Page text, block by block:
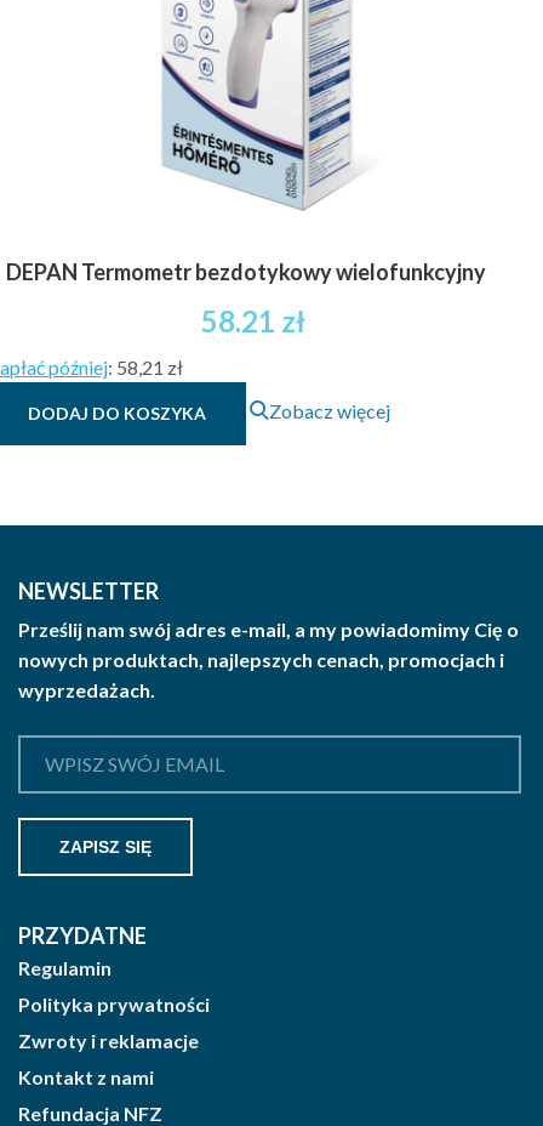
DEPAN Termometr bezdotykowy wielofunkcyjny
58.21 zł
później: 58,21 zł
DODAJ DO KOSZYKA Zobacz więcej
NEWSLETTER
Prześlij nam swój adres e-mail, a my powiadomimy Cię o
nowych produktach, najlepszych cenach, promocjach i
wyprzedażach.
PRZYDATNE
Regulamin
Polityka prywatności
Zwroty i reklamacje
Kontakt z nami
Refundacja NFZ